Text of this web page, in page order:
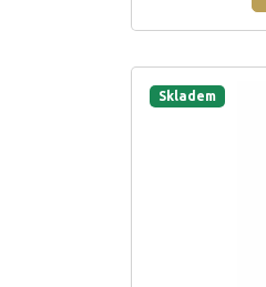
Skladem